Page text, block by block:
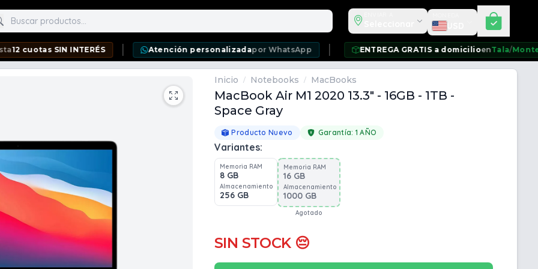
productos Seleccionar moneda
USD
SIN INTERÉS Atención personalizadapor WhatsApp ENTREGA GRATIS a domicilio enTala/ Montevideo/
Inicio / Notebooks / MacBooks
MacBook Air M1 2020 13.3" - 16GB - 1TB -
Space Gray
Producto Nuevo Garantía: 1 AÑO
Variantes:
Memoria RAM
8 GB
Almacenamiento
256 GB
Memoria RAM
16 GB
Almacenamiento
1000 GB
Agotado
SIN STOCK 😔